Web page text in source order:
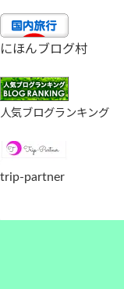
にほんブログ村
人気ブログランキング
trip-partner